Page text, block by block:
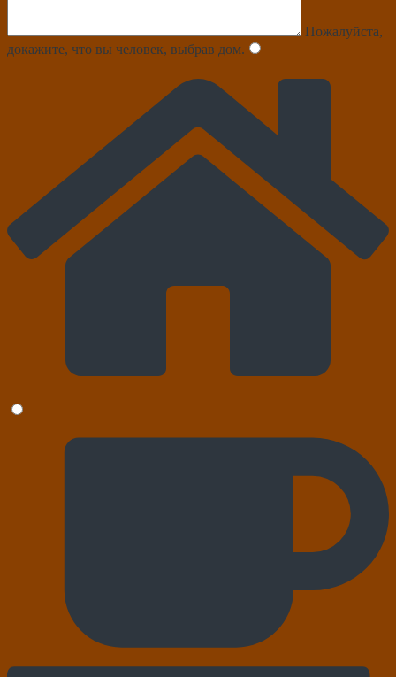
Пожалуйста,
докажите, что вы человек, выбрав дом.